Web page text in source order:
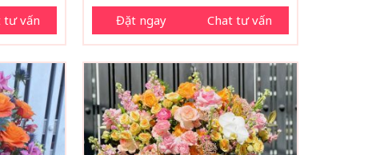
hay đối tác
tư vấn
Đặt ngay
Chat tư vấn